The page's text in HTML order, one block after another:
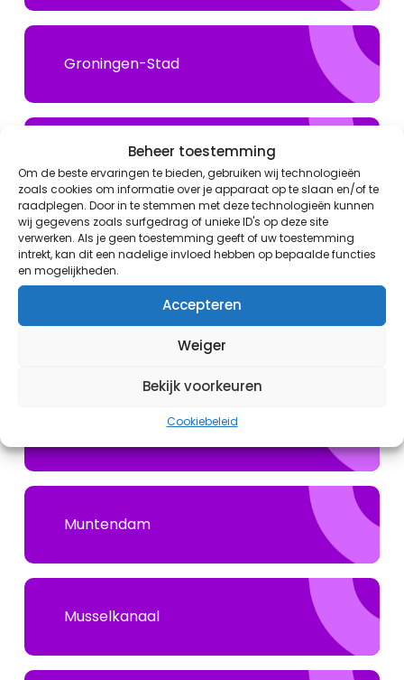
Beheer toestemming
Om de beste ervaringen te bieden, gebruiken wij technologieën
zoals cookies om informatie over je apparaat op te slaan en/of te
raadplegen. Door in te stemmen met deze technologieën kunnen
wij gegevens zoals surfgedrag of unieke ID's op deze site
verwerken. Als je geen toestemming geeft of uw toestemming
intrekt, kan dit een nadelige invloed hebben op bepaalde functies
en mogelijkheden.
Accepteren
Weiger
Bekijk voorkeuren
Cookiebeleid
Groningen-Stad
Grootegast
Hoogezand-Sappemeer
Muntendam
Musselkanaal